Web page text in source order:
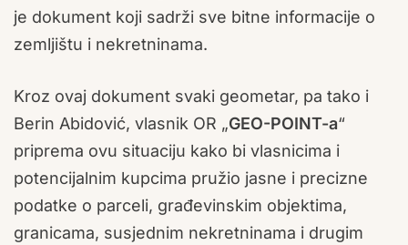
je dokument koji sadrži sve bitne informacije o
zemljištu i nekretninama.
Kroz ovaj dokument svaki geometar, pa tako i
Berin Abidović, vlasnik OR „GEO-POINT-a“
priprema ovu situaciju kako bi vlasnicima i
potencijalnim kupcima pružio jasne i precizne
podatke o parceli, građevinskim objektima,
granicama, susjednim nekretninama i drugim